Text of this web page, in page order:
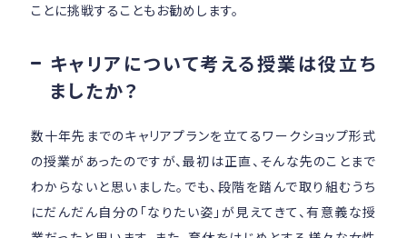
ことに挑戦することもお勧めします。
キャリアについて考える授業は役立ち
ましたか？
数十年先までのキャリアプランを立てるワークショップ形式
の授業があったのですが、最初は正直、そんな先のことまで
わからないと思いました。でも、段階を踏んで取り組むうち
にだんだん自分の「なりたい姿」が見えてきて、有意義な授